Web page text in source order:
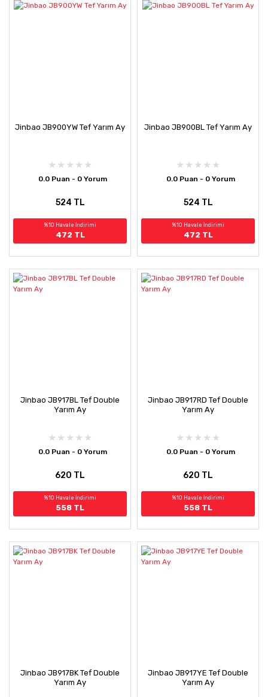
Jinbao JB900YW Tef Yarım Ay
0.0 Puan - 0 Yorum
524 TL
%10 Havale İndirimi
472 TL
Jinbao JB900BL Tef Yarım Ay
0.0 Puan - 0 Yorum
524 TL
%10 Havale İndirimi
472 TL
Jinbao JB917BL Tef Double
Yarım Ay
0.0 Puan - 0 Yorum
620 TL
%10 Havale İndirimi
558 TL
Jinbao JB917RD Tef Double
Yarım Ay
0.0 Puan - 0 Yorum
620 TL
%10 Havale İndirimi
558 TL
Jinbao JB917BK Tef Double
Yarım Ay
Jinbao JB917YE Tef Double
Yarım Ay